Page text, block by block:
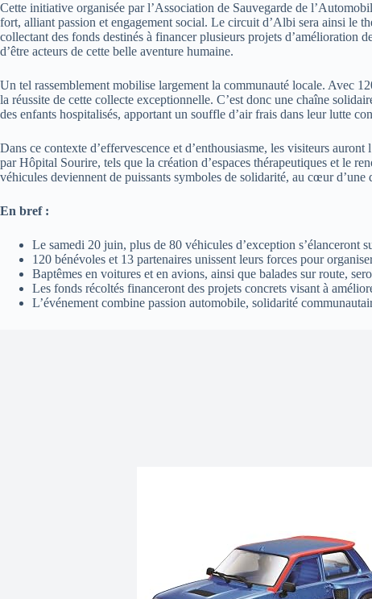
Cette initiative organisée par l’Association de Sauvegarde de
fort, alliant passion et engagement social. Le circuit d’Albi sera ainsi le
collectant des fonds destinés à financer plusieurs projets d’amélioration
d’être acteurs de cette belle aventure humaine.
Un tel rassemblement mobilise largement la communauté locale. Avec
la réussite de cette collecte exceptionnelle. C’est donc une chaîne
des enfants hospitalisés, apportant un souffle d’air frais dans leur lutte
Dans ce contexte d’effervescence et d’enthousiasme, les visiteurs
par Hôpital Sourire, tels que la création d’espaces thérapeutiques et le
véhicules deviennent de puissants symboles de solidarité, au cœur
En bref :
Le samedi 20 juin, plus de 80 véhicules d’exception
120 bénévoles et 13 partenaires unissent leurs forces pour
Baptêmes en voitures et en avions, ainsi que balades sur route,
Les fonds récoltés financeront des projets concrets visant à
L’événement combine passion automobile, solidarité